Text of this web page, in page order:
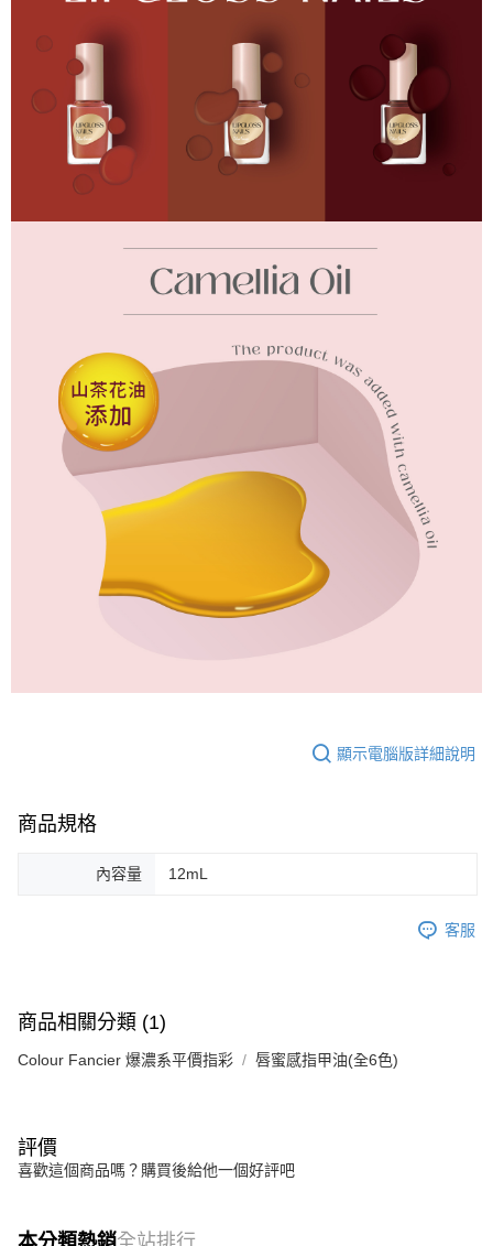
顯示電腦版詳細說明
商品規格
內容量 12mL
客服
商品相關分類 (1)
Colour Fancier 爆濃系平價指彩 唇蜜感指甲油(全6色)
評價
喜歡這個商品嗎？購買後給他一個好評吧
本分類熱銷全站排行